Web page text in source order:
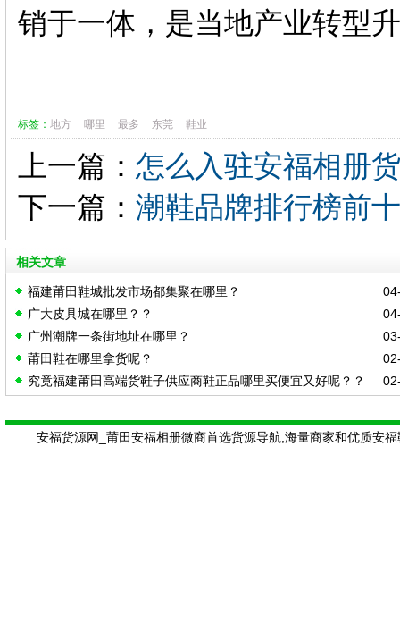
销于一体，是当地产业转型
标签： 地方 哪里 最多 东莞 鞋业
上一篇： 怎么入驻安福相册
下一篇： 潮鞋品牌排行榜前
相关文章
福建莆田鞋城批发市场都集聚在哪里？
广大皮具城在哪里？？
广州潮牌一条街地址在哪里？
莆田鞋在哪里拿货呢？
究竟福建莆田高端货鞋子供应商鞋正品哪里买便宜又好呢？？
安福货源网_莆田安福相册微商首选货源导航,海量商家和优质安